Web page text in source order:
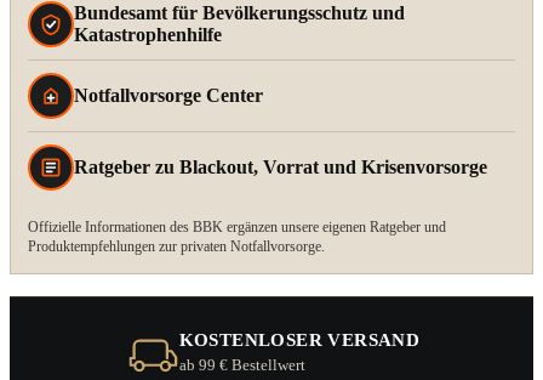
Bundesamt für Bevölkerungsschutz und
Katastrophenhilfe
Notfallvorsorge Center
Ratgeber zu Blackout, Vorrat und Krisenvorsorge
Offizielle Informationen des BBK ergänzen unsere eigenen Ratgeber und
Produktempfehlungen zur privaten Notfallvorsorge.
KOSTENLOSER VERSAND
ab 99 € Bestellwert